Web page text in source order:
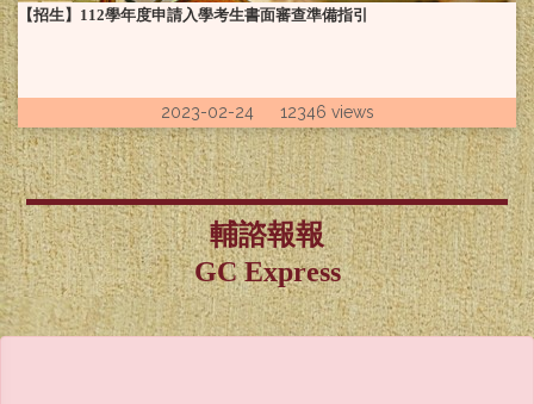
【招生】112學年度申請入學考生書面審查準備指引
2023-02-24 12346 views
輔諮報報
GC Express